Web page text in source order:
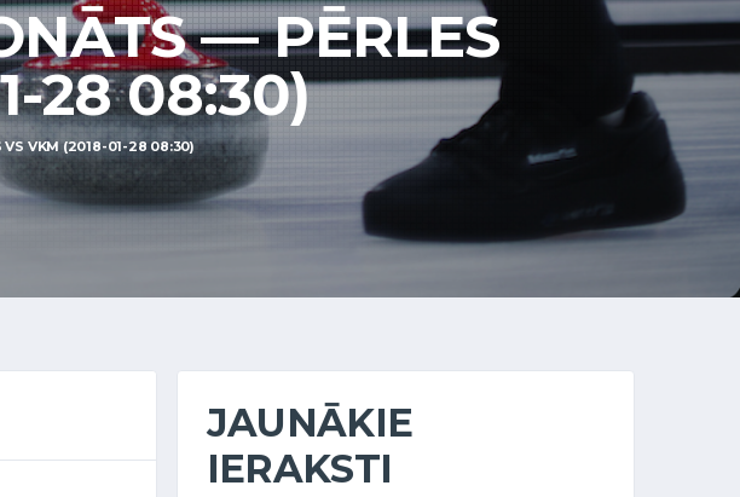
— PĒRLES
28 08:30)
VS VKM (2018-01-28 08:30)
JAUNĀKIE
IERAKSTI